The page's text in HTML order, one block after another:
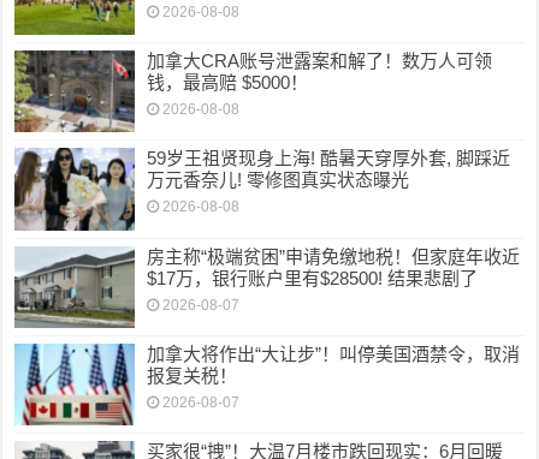
2026-08-08
加拿大CRA账号泄露案和解了！数万人可领
钱，最高赔 $5000！
2026-08-08
59岁王祖贤现身上海! 酷暑天穿厚外套, 脚踩近
万元香奈儿! 零修图真实状态曝光
2026-08-08
房主称“极端贫困”申请免缴地税！但家庭年收近
$17万，银行账户里有$28500! 结果悲剧了
2026-08-07
加拿大将作出“大让步”！叫停美国酒禁令，取消
报复关税！
2026-08-07
买家很“拽”！大温7月楼市跌回现实：6月回暖